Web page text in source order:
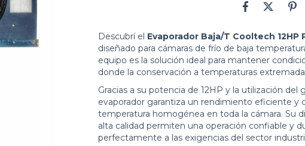
Descubrí el Evaporador Baja/T Cooltech 12HP
diseñado para cámaras de frío de baja
equipo es la solución ideal para mantener
donde la conservación a temperaturas
Gracias a su potencia de 12HP y la utilización del
evaporador garantiza un rendimiento eficiente y
temperatura homogénea en toda la cámara. Su
alta calidad permiten una operación confiable y
perfectamente a las exigencias del sector